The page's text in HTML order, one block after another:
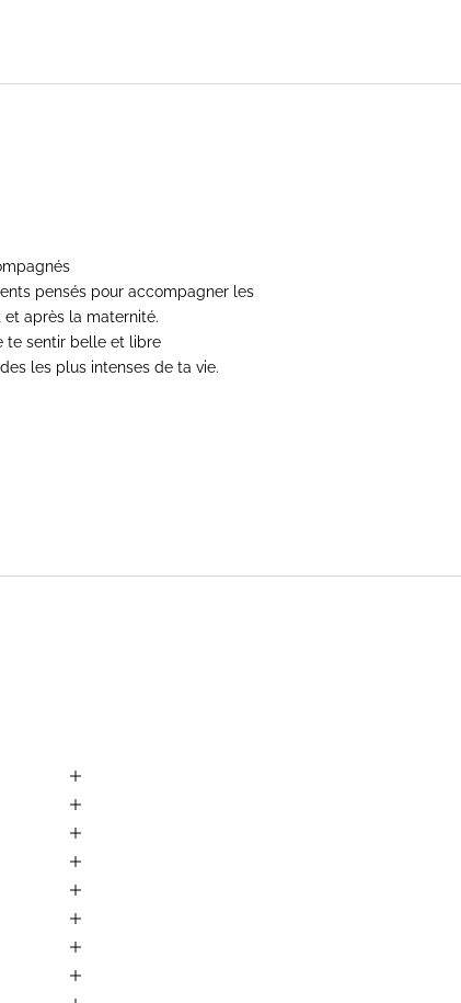
pensés pour accompagner les
après la maternité.
te sentir belle et libre
les plus intenses de ta vie.